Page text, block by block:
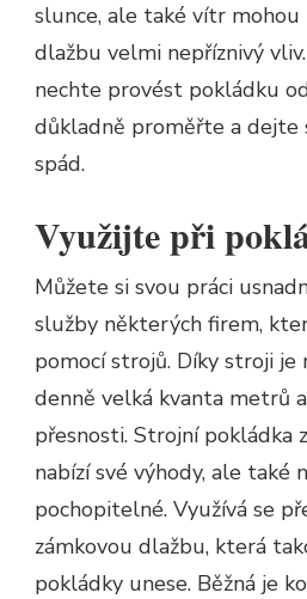
slunce, ale také vítr mohou
dlažbu velmi nepříznivý
nechte provést pokládku
důkladně proměřte a dejte
spád.
Využijte při
Můžete si svou práci
služby některých firem,
pomocí strojů. Díky stroji je
denně velká kvanta metrů
přesnosti. Strojní pokládka
nabízí své výhody, ale také
pochopitelné. Využívá se
zámkovou dlažbu, která
pokládky unese. Běžná je